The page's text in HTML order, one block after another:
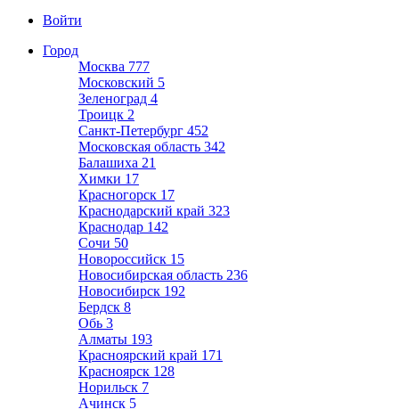
Войти
Город
Москва 777
Московский 5
Зеленоград 4
Троицк 2
Санкт-Петербург 452
Московская область 342
Балашиха 21
Химки 17
Красногорск 17
Краснодарский край 323
Краснодар 142
Сочи 50
Новороссийск 15
Новосибирская область 236
Новосибирск 192
Бердск 8
Обь 3
Алматы 193
Красноярский край 171
Красноярск 128
Норильск 7
Ачинск 5